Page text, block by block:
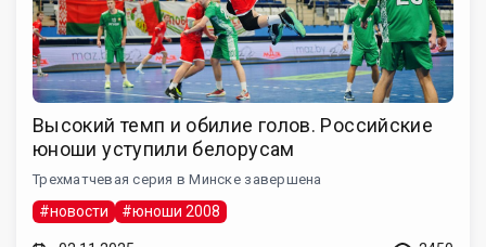
Высокий темп и обилие голов. Российские
юноши уступили белорусам
Трехматчевая серия в Минске завершена
#новости #юноши 2008